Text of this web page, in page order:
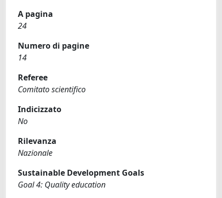
A pagina
24
Numero di pagine
14
Referee
Comitato scientifico
Indicizzato
No
Rilevanza
Nazionale
Sustainable Development Goals
Goal 4: Quality education